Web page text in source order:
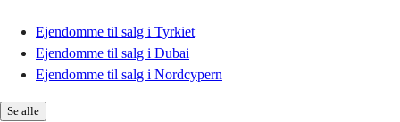
Ejendomme til salg i Tyrkiet
Ejendomme til salg i Dubai
Ejendomme til salg i Nordcypern
Se alle